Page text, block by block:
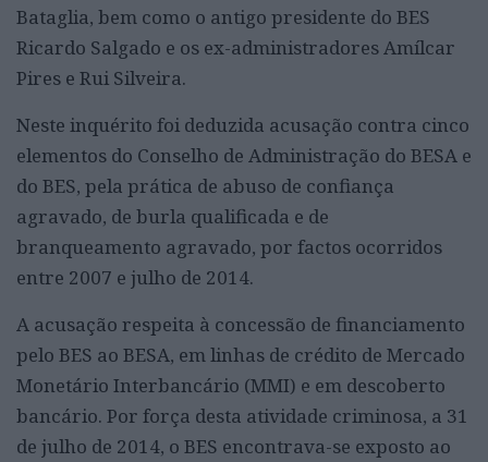
Bataglia, bem como o antigo presidente do BES
Ricardo Salgado e os ex-administradores Amílcar
Pires e Rui Silveira.
Neste inquérito foi deduzida acusação contra cinco
elementos do Conselho de Administração do BESA e
do BES, pela prática de abuso de confiança
agravado, de burla qualificada e de
branqueamento agravado, por factos ocorridos
entre 2007 e julho de 2014.
A acusação respeita à concessão de financiamento
pelo BES ao BESA, em linhas de crédito de Mercado
Monetário Interbancário (MMI) e em descoberto
bancário. Por força desta atividade criminosa, a 31
de julho de 2014, o BES encontrava-se exposto ao